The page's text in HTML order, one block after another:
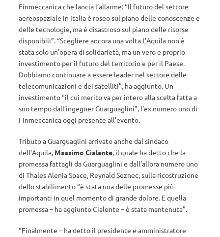
Finmeccanica che lancia l’allarme: “Il futuro del settore
aereospaziale in Italia è roseo sul piano delle conoscenze e
delle tecnologie, ma è disastroso sul piano delle risorse
disponibili”. “Scegliere ancora una volta L’Aquila non è
stata solo un’opera di solidarietà, ma un vero e proprio
investimento per il futuro del territorio e per il Paese.
Dobbiamo continuare a essere leader nel settore delle
telecomunicazioni e dei satelliti”, ha aggiunto. Un
investimento “il cui merito va per intero alla scelta fatta a
suo tempo dall’ingegner Guarguaglini”, l’ex numero uno di
Finmeccanica oggi presente all’evento.
Tributo a Guarguaglini arrivato anche dal sindaco
dell’Aquila, Massimo Cialente, il quale ha detto che la
promessa fattagli da Guarguaglini e dall’allora numero uno
di Thales Alenia Space, Reynald Seznec, sulla ricostruzione
dello stabilimento “è stata una delle promesse più
importanti in quel momento di grande dolore. E quella
promessa – ha aggiunto Cialente – è stata mantenuta”.
“Finalmente – ha detto il presidente e amministratore